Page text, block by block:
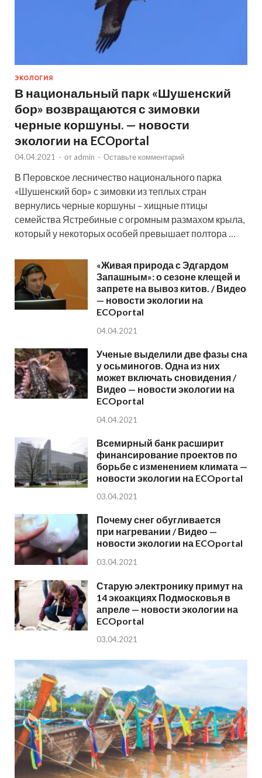
ЭКОЛОГИЯ
В национальный парк «Шушенский
бор» возвращаются с зимовки
черные коршуны. — новости
экологии на ECOportal
04.04.2021 - от admin - Оставьте комментарий
В Перовское лесничество национального парка
«Шушенский бор» с зимовки из теплых стран
вернулись черные коршуны – хищные птицы
семейства Ястребиные с огромным размахом крыла,
который у некоторых особей превышает полтора …
«Живая природа с Эдгардом
Запашным»: о сезоне клещей и
запрете на вывоз китов. / Видео
— новости экологии на
ECOportal
04.04.2021
Ученые выделили две фазы сна
у осьминогов. Одна из них
может включать сновидения /
Видео — новости экологии на
ECOportal
04.04.2021
Всемирный банк расширит
финансирование проектов по
борьбе с изменением климата —
новости экологии на ECOportal
03.04.2021
Почему снег обугливается
при нагревании / Видео —
новости экологии на ECOportal
03.04.2021
Старую электронику примут на
14 экоакциях Подмосковья в
апреле — новости экологии на
ECOportal
03.04.2021